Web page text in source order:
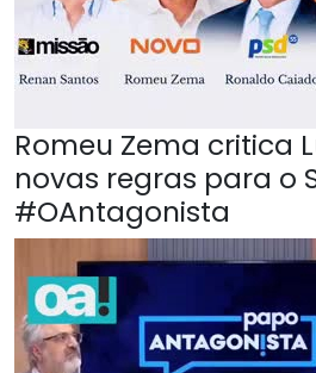
Romeu Zema critica
novas regras para o
#OAntagonista